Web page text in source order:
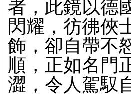
者，此鏡以德
閃耀，彷彿俠
飾，卻自帶不
順，正如名門
澀，令人駕馭